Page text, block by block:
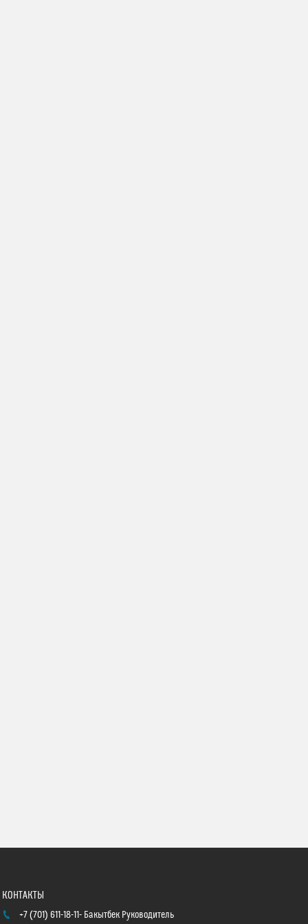
+7 (701) 611-18-11 Бакытбек Руководитель